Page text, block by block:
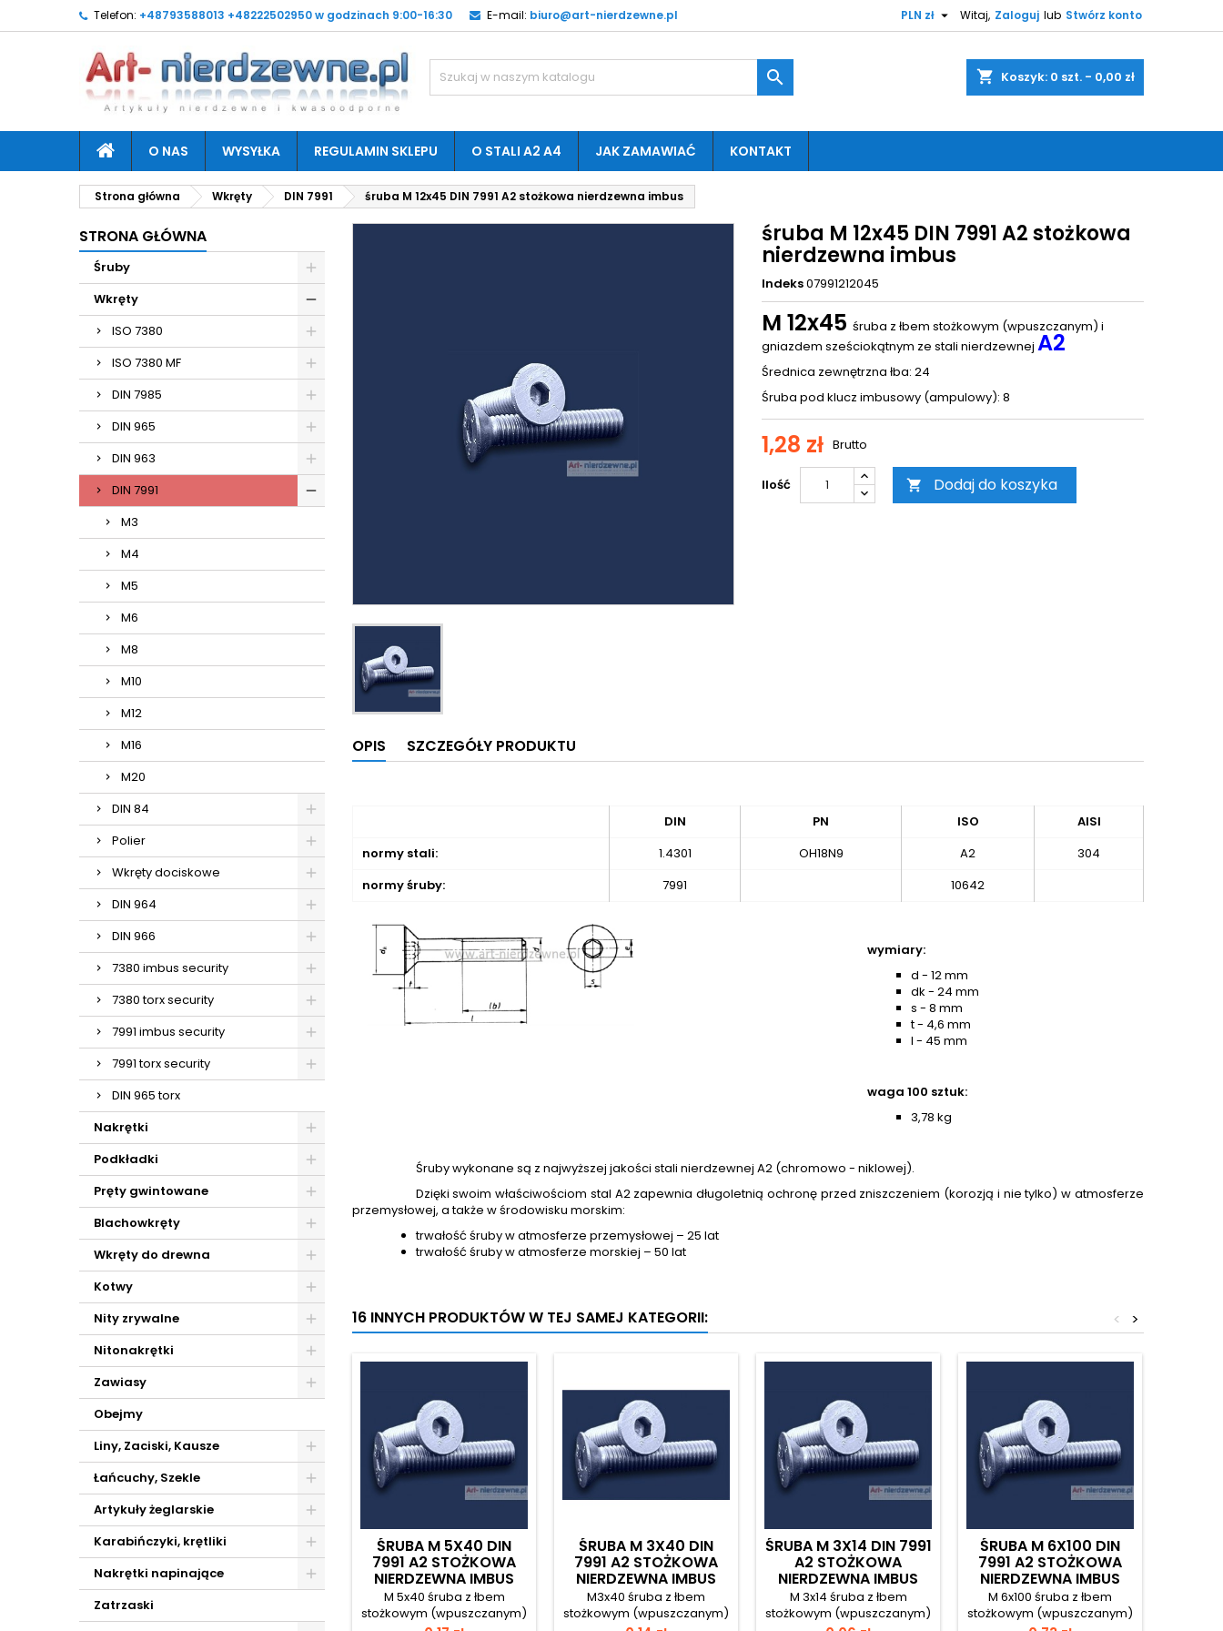
Telefon: +48793588013 +48222502950 w godzinach 9:00-16:30 E-mail: biuro@art-nierdzewne.pl Witaj, Zaloguj lub Stwórz konto
PLN zł 
shopping_cart Koszyk: 0 szt. - 0,00 zł

O NAS WYSYŁKA REGULAMIN SKLEPU O STALI A2 A4 JAK ZAMAWIAĆ KONTAKT
Strona główna Wkręty DIN 7991 śruba M 12x45 DIN 7991 A2 stożkowa nierdzewna imbus
STRONA GŁÓWNA
Śruby
Wkręty
ISO 7380
ISO 7380 MF
DIN 7985
DIN 965
DIN 963
DIN 7991
M3
M4
M5
M6
M8
M10
M12
M16
M20
DIN 84
Polier
Wkręty dociskowe
DIN 964
DIN 966
7380 imbus security
7380 torx security
7991 imbus security
7991 torx security
DIN 965 torx
Nakrętki
Podkładki
Pręty gwintowane
Blachowkręty
Wkręty do drewna
Kotwy
Nity zrywalne
Nitonakrętki
Zawiasy
Obejmy
Liny, Zaciski, Kausze
Łańcuchy, Szekle
Artykuły żeglarskie
Karabińczyki, krętliki
Nakrętki napinające
Zatrzaski
śruba M 12x45 DIN 7991 A2 stożkowa
nierdzewna imbus
Indeks07991212045
M 12x45 śruba z łbem stożkowym (wpuszczanym) i
gniazdem sześciokątnym ze stali nierdzewnej A2
Średnica zewnętrzna łba: 24
Śruba pod klucz imbusowy (ampulowy): 8
1,28 zł Brutto
Ilość  Dodaj do koszyka
OPIS SZCZEGÓŁY PRODUKTU
DIN PN ISO
AISI
normy stali:
1.4301 OH18N9 A2
304
normy śruby:
7991 10642
wymiary:
d - 12 mm
dk - 24 mm
s - 8 mm
t - 4,6 mm
l - 45 mm
waga 100 sztuk:
3,78 kg
Śruby wykonane są z najwyższej jakości stali nierdzewnej A2 (chromowo - niklowej).
Dzięki swoim właściwościom stal A2 zapewnia długoletnią ochronę przed zniszczeniem (korozją i nie tylko) w atmosferze
przemysłowej, a także w środowisku morskim:
trwałość śruby w atmosferze przemysłowej – 25 lat
trwałość śruby w atmosferze morskiej – 50 lat
16 INNYCH PRODUKTÓW W TEJ SAMEJ KATEGORII: >
<
ŚRUBA M 5X40 DIN
7991 A2 STOŻKOWA
NIERDZEWNA IMBUS
M 5x40 śruba z łbem
stożkowym (wpuszczanym)
ŚRUBA M 3X40 DIN
7991 A2 STOŻKOWA
NIERDZEWNA IMBUS
M3x40 śruba z łbem
stożkowym (wpuszczanym)
ŚRUBA M 3X14 DIN 7991
A2 STOŻKOWA
NIERDZEWNA IMBUS
M 3x14 śruba z łbem
stożkowym (wpuszczanym)
ŚRUBA M 6X100 DIN
7991 A2 STOŻKOWA
NIERDZEWNA IMBUS
M 6x100 śruba z łbem
stożkowym (wpuszczanym)